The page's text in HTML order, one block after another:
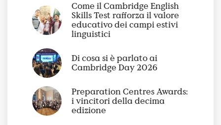
Come il Cambridge English
Skills Test rafforza il valore
educativo dei campi estivi
linguistici
Di cosa si è parlato ai
Cambridge Day 2026
Preparation Centres Awards:
i vincitori della decima
edizione